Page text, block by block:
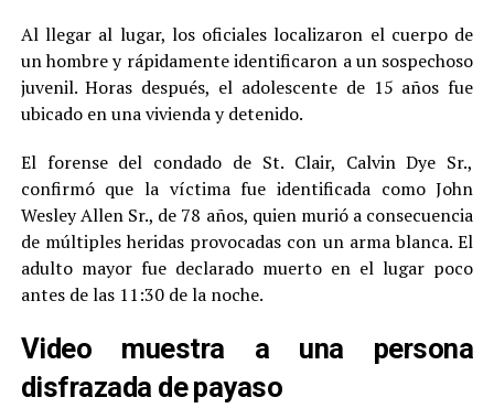
Al llegar al lugar, los oficiales localizaron el cuerpo de
un hombre y rápidamente identificaron a un sospechoso
juvenil. Horas después, el adolescente de 15 años fue
ubicado en una vivienda y detenido.
El forense del condado de St. Clair, Calvin Dye Sr.,
confirmó que la víctima fue identificada como John
Wesley Allen Sr., de 78 años, quien murió a consecuencia
de múltiples heridas provocadas con un arma blanca. El
adulto mayor fue declarado muerto en el lugar poco
antes de las 11:30 de la noche.
Video muestra a una persona
disfrazada de payaso